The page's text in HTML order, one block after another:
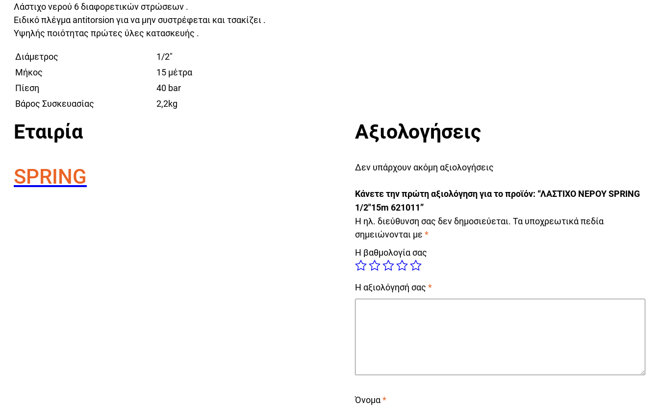
Λάστιχο νερού 6 διαφορετικών στρώσεων .
Ειδικό πλέγμα antitorsion για να μην συστρέφεται και τσακίζει .
Υψηλής ποιότητας πρώτες ύλες κατασκευής .
Διάμετρος
1/2″
Μήκος
15 μέτρα
Πίεση
40 bar
Βάρος Συσκευασίας
2,2kg
Εταιρία
SPRING
Αξιολογήσεις
Δεν υπάρχουν ακόμη αξιολογήσεις
Κάνετε την πρώτη αξιολόγηση για το προϊόν: “ΛΑΣΤΙΧΟ ΝΕΡΟΥ SPRING
1/2″15m 621011”
Η ηλ. διεύθυνση σας δεν δημοσιεύεται. Τα υποχρεωτικά πεδία
σημειώνονται με *
Η βαθμολογία σας
Η αξιολόγησή σας *
Όνομα*